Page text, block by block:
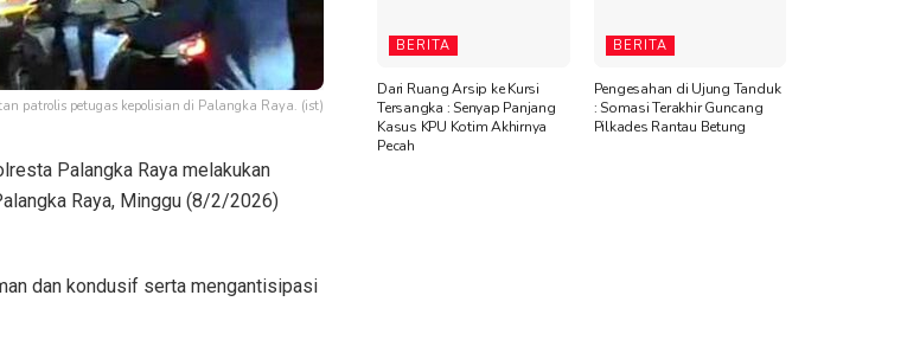
patrolis petugas kepolisian di Palangka Raya. (ist)
Palangka Raya melakukan
Raya, Minggu (8/2/2026)
dan kondusif serta mengantisipasi
BERITA
Dari Ruang Arsip ke Kursi
Tersangka : Senyap Panjang
Kasus KPU Kotim Akhirnya
Pecah
BERITA
Pengesahan di Ujung Tanduk
: Somasi Terakhir Guncang
Pilkades Rantau Betung